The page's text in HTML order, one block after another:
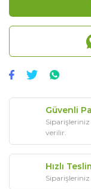
Güvenli
verilir.
Hızlı